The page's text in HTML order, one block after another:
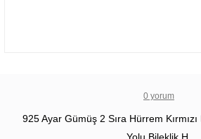
0 yorum
925 Ayar Gümüş 2 Sıra Hürrem